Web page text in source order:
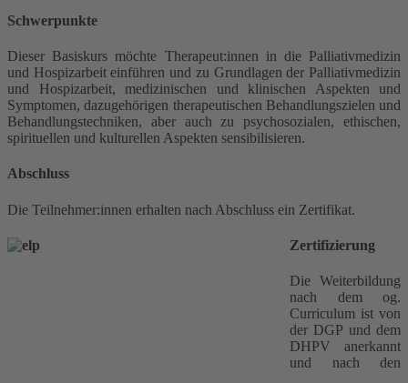
Schwerpunkte
Dieser Basiskurs möchte Therapeut:innen in die Palliativmedizin
und Hospizarbeit einführen und zu Grundlagen der Palliativmedizin
und Hospizarbeit, medizinischen und klinischen Aspekten und
Symptomen, dazugehörigen therapeutischen Behandlungszielen und
Behandlungstechniken, aber auch zu psychosozialen, ethischen,
spirituellen und kulturellen Aspekten sensibilisieren.
Abschluss
Die Teilnehmer:innen erhalten nach Abschluss ein Zertifikat.
Zertifizierung
Die Weiterbildung
nach dem og.
Curriculum ist von
der DGP und dem
DHPV anerkannt
und nach den